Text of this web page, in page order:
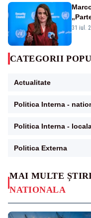
MAI MULTE
NATIONALA
și
31 iul.
CATEGORII
Actualitate
Politica Interna -
Politica Interna -
Politica Externa